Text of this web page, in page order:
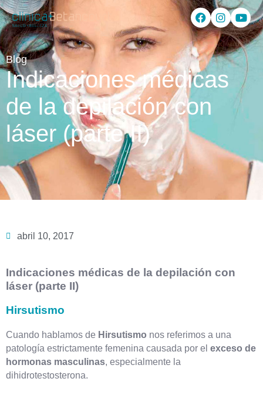
Blog
Indicaciones médicas
de la depilación con
láser (parte II)
abril 10, 2017
Indicaciones médicas de la depilación con
láser (parte II)
Hirsutismo
Cuando hablamos de Hirsutismo nos referimos a una
patología estrictamente femenina causada por el exceso de
hormonas masculinas, especialmente la
dihidrotestosterona.